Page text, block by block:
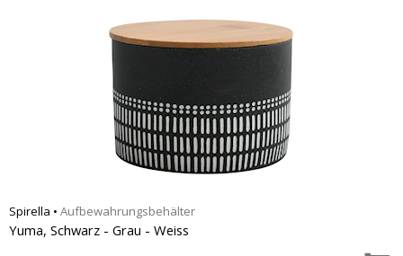
Spirella • Aufbewahrungsbehälter
Yuma, Schwarz - Grau - Weiss